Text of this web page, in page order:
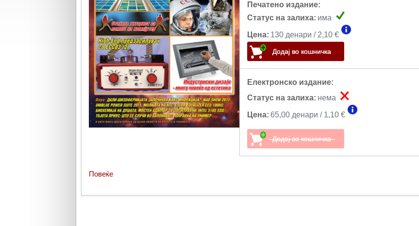
Печатено издание:
Статус на залиха: има
Цена: 130 денари / 2,10 €
Електронско издание:
Статус на залиха: нема
Цена: 65,00 денари / 1,10 €
Повеќе